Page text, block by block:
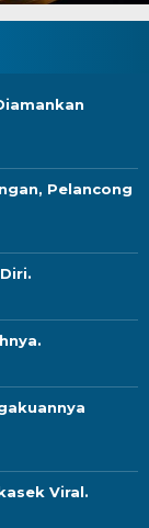
Pelancong
Viral.